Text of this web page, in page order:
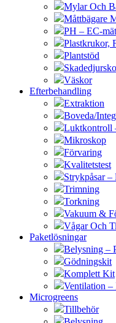
Mylar Och
Måttbägare
PH – EC-
Plastkrukor,
Plantstöd
Väskor
Efterbehandling
Extraktion
Boveda/
Luktkontroll
Mikroskop
Förvaring
Kvalitetstest
Strykpåsar –
Trimning
Torkning
Vakuum &
Vågar Och
Paketlösningar
Belysning –
Gödningskit
Komplett Kit
Ventilation –
Microgreens
Tillbehör